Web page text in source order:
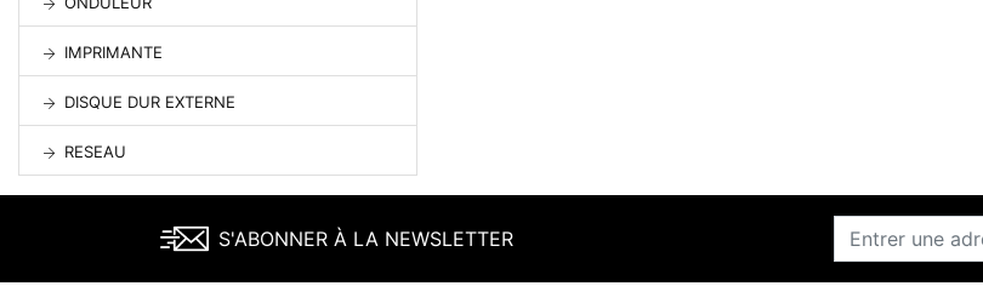
IMPRIMANTE
DISQUE DUR EXTERNE
RESEAU
S'ABONNER À LA NEWSLETTER